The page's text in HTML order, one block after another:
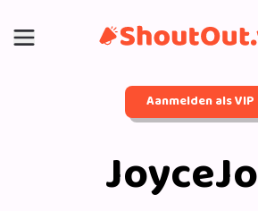
Aanmelden als VIP